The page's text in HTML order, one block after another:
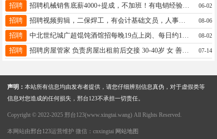
招聘 招聘机械销售底薪4000+提成，不加班！有电销经验的优先！万民市场附近。电话18034394144 06-02
招聘 招聘视频剪辑，二保焊工，有会计基础文员，人事专员，cad设计师，销售精英，联系17888715341 08-06
招聘 08-02
招聘 招聘房屋管家 负责房屋出租前后交接 30-40岁 女 善于沟通逻辑思路清晰 综合薪资5000电话15100900883 07-14
声明： 本站所有信息均由发布者提供，请您仔细辨别信息真伪，对于虚假类等
信息对您造成的任何损失，邢台123不承担一切责任。
Copyright © 2022-2025 邢台123(www.xingtai.wang) All Rights Reserved.
本网站由邢台123运营维护 微信：cnxingtai 网站地图